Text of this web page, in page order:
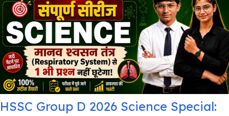
HSSC Group D 2026 Science Special: